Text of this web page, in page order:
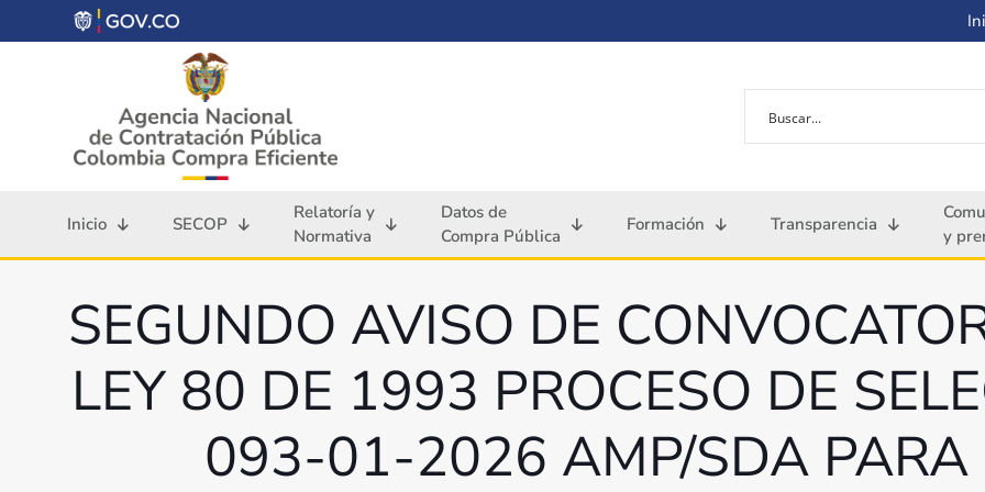
Inicio SECOP
Relatoría y
Normativa
Datos de
Compra Pública
Formación Transparencia
y
SEGUNDO AVISO DE
LEY 80 DE 1993 PROCESO DE
093-01-2026 AMP/SDA PARA